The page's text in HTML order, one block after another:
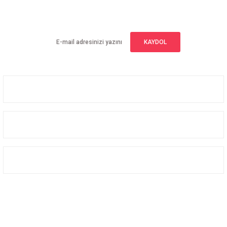
KAYDOL